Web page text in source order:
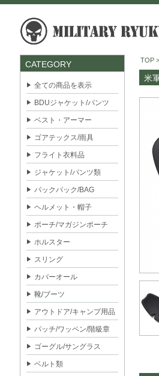
CATEGORY
全ての商品を表示
BDUジャケット/パンツ
ベスト・アーマー
ゴアテックス/雨具
フライト衣料品
ジャケット/パンツ類
バックパック/BAG
ヘルメット・帽子
ポーチ/マガジンポーチ
ホルスター
スリング
カバーオール
靴/ブーツ
アウトドア/キャンプ用品
パッチ/ワッペン/階級章
ゴーグル/サングラス
ベルト類
TOP >
米